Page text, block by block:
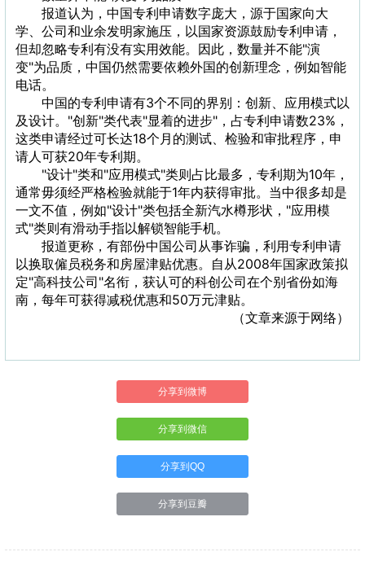
报道认为，中国专利申请数字庞大，源于国家向大
学、公司和业余发明家施压，以国家资源鼓励专利申请，
但却忽略专利有没有实用效能。因此，数量并不能"演
变"为品质，中国仍然需要依赖外国的创新理念，例如智能
电话。
中国的专利申请有3个不同的界别：创新、应用模式以
及设计。"创新"类代表"显着的进步"，占专利申请数23%，
这类申请经过可长达18个月的测试、检验和审批程序，申
请人可获20年专利期。
"设计"类和"应用模式"类则占比最多，专利期为10年，
通常毋须经严格检验就能于1年内获得审批。当中很多却是
一文不值，例如"设计"类包括全新汽水樽形状，"应用模
式"类则有滑动手指以解锁智能手机。
报道更称，有部份中国公司从事诈骗，利用专利申请
以换取僱员税务和房屋津贴优惠。自从2008年国家政策拟
定"高科技公司"名衔，获认可的科创公司在个别省份如海
南，每年可获得减税优惠和50万元津贴。
（文章来源于网络）
分享到微博
分享到微信
分享到QQ
分享到豆瓣